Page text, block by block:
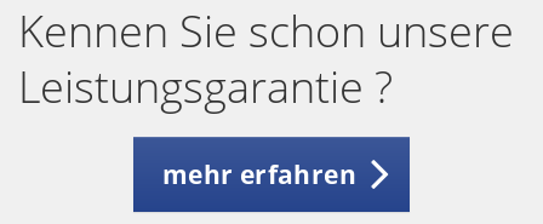
Kennen Sie schon unsere
Leistungsgarantie ?
mehr erfahren